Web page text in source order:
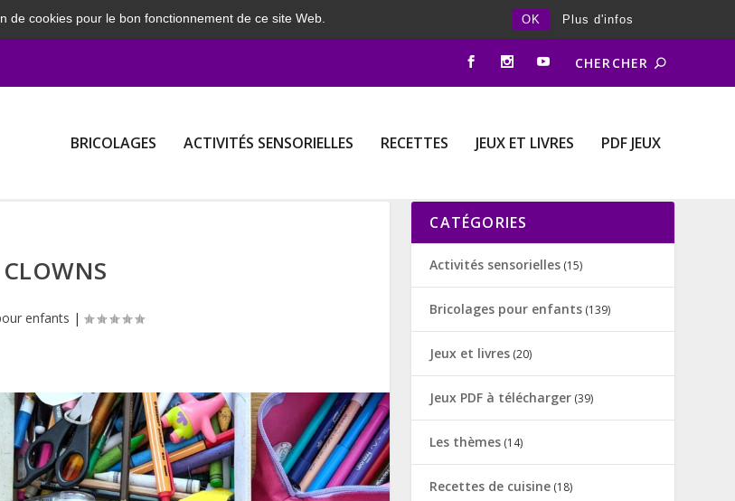
de cookies pour le bon fonctionnement de ce site Web. OK Plus d'infos
BRICOLAGES ACTIVITÉS SENSORIELLES RECETTES JEUX ET LIVRES PDF JEUX
enfants |
CATÉGORIES
Activités sensorielles (15)
Bricolages pour enfants (139)
Jeux et livres (20)
Jeux PDF à télécharger (39)
Les thèmes (14)
Recettes de cuisine (18)